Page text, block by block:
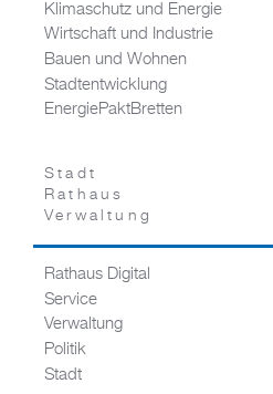
Klimaschutz und Energie
Wirtschaft und Industrie
Bauen und Wohnen
Stadtentwicklung
EnergiePaktBretten
Stadt
Rathaus
Verwaltung
Rathaus Digital
Service
Verwaltung
Politik
Stadt